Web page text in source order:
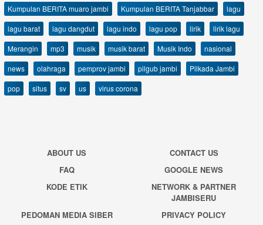
Kumpulan BERITA muaro jambi
Kumpulan BERITA Tanjabbar
lagu
lagu barat
lagu dangdut lagu indo lagu pop lirik
lirik lagu
Merangin
mp3 musik musik barat Musik Indo
nasional
news
olahraga pemprov jambi pilgub jambi
Pilkada Jambi
pop
situs sv us virus corona
ABOUT US
CONTACT US
FAQ
GOOGLE NEWS
KODE ETIK
NETWORK & PARTNER
JAMBISERU
PEDOMAN MEDIA SIBER
PRIVACY POLICY